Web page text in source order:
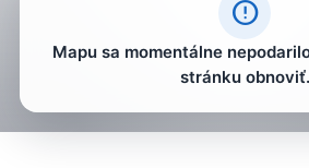
error_outline
Mapu sa momentálne
stránku obnoviť.